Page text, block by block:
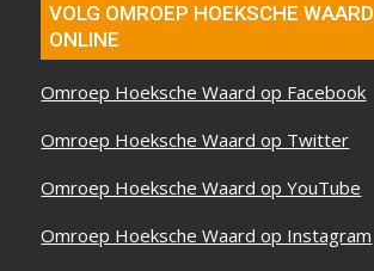
VOLG OMROEP HOEKSCHE WAARD
ONLINE
Omroep Hoeksche Waard op Facebook
Omroep Hoeksche Waard op Twitter
Omroep Hoeksche Waard op YouTube
Omroep Hoeksche Waard op Instagram